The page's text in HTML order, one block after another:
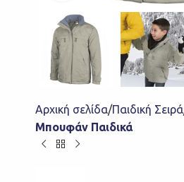
Αρχική σελίδα Παιδική Σειρά
Μπουφάν Παιδικά